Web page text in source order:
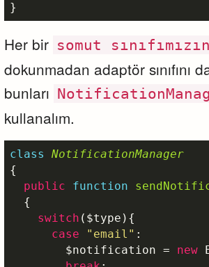
}
Her bir somut sınıfımızın
dokunmadan adaptör sınıfını
bunları
kullanalım.
class
NotificationManager
{
public
function
{
switch ( $type ){
case
"email" :
$notification = new